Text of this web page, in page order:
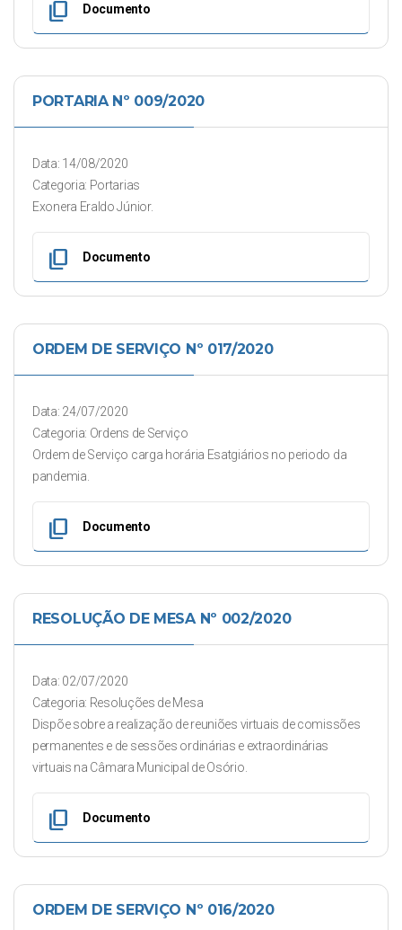
content_copy Documento
PORTARIA Nº 009/2020
Data: 14/08/2020
Categoria: Portarias
Exonera Eraldo Júnior.
content_copy Documento
ORDEM DE SERVIÇO Nº 017/2020
Data: 24/07/2020
Categoria: Ordens de Serviço
Ordem de Serviço carga horária Esatgiários no periodo da
pandemia.
content_copy Documento
RESOLUÇÃO DE MESA Nº 002/2020
Data: 02/07/2020
Categoria: Resoluções de Mesa
Dispõe sobre a realização de reuniões virtuais de comissões
permanentes e de sessões ordinárias e extraordinárias
virtuais na Câmara Municipal de Osório.
content_copy Documento
ORDEM DE SERVIÇO Nº 016/2020